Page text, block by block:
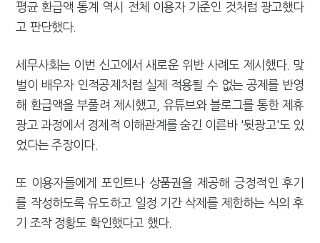
평균 환급액 통계 역시 전체 이용자 기준인 것처럼 광고했다
고 판단했다.
세무사회는 이번 신고에서 새로운 위반 사례도 제시했다. 맞
벌이 배우자 인적공제처럼 실제 적용될 수 없는 공제를 반영
해 환급액을 부풀려 제시했고, 유튜브와 블로그를 통한 제휴
광고 과정에서 경제적 이해관계를 숨긴 이른바 '뒷광고'도 있
었다는 주장이다.
또 이용자들에게 포인트나 상품권을 제공해 긍정적인 후기
를 작성하도록 유도하고 일정 기간 삭제를 제한하는 식의 후
기 조작 정황도 확인했다고 했다.